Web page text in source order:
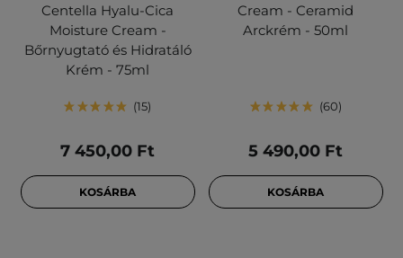
Centella Hyalu-Cica
Moisture Cream -
Bőrnyugtató és Hidratáló
Krém - 75ml
15
7 450,00 Ft
KOSÁRBA
Cream - Ceramid
Arckrém - 50ml
60
5 490,00 Ft
KOSÁRBA